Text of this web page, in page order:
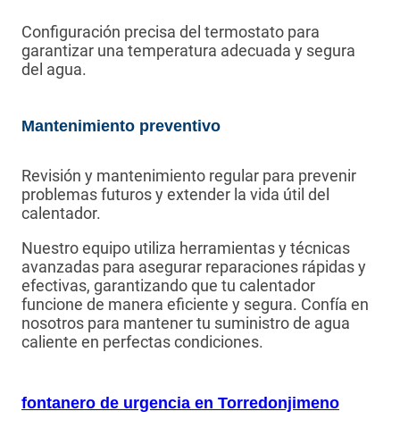
Configuración precisa del termostato para
garantizar una temperatura adecuada y segura
del agua.
Mantenimiento preventivo
Revisión y mantenimiento regular para prevenir
problemas futuros y extender la vida útil del
calentador.
Nuestro equipo utiliza herramientas y técnicas
avanzadas para asegurar reparaciones rápidas y
efectivas, garantizando que tu calentador
funcione de manera eficiente y segura. Confía en
nosotros para mantener tu suministro de agua
caliente en perfectas condiciones.
fontanero de urgencia en Torredonjimeno